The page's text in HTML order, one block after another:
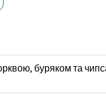
буряком та